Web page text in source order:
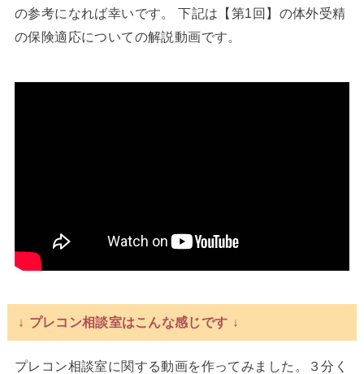
の参考になれば幸いです。 下記は【第1回】の体外受精
の保険適応についての解説動画です。
↓ プレコン相談室はこんな感じです ↓
プレコン相談室に関する動画を作ってみました。３分く